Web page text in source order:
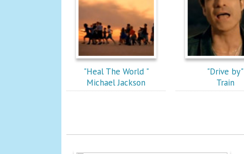
"Heal The World "
Michael Jackson
"Drive by"
Train